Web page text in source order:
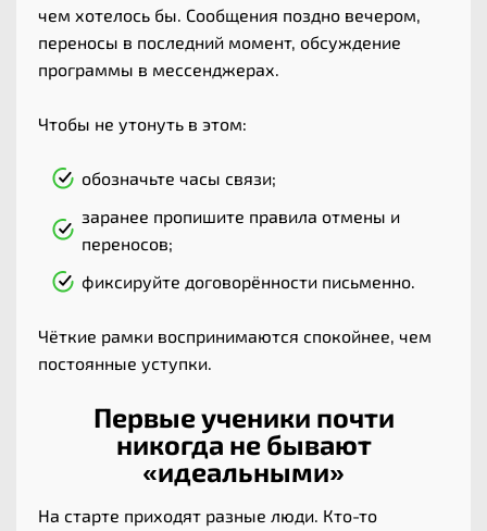
чем хотелось бы. Сообщения поздно вечером,
переносы в последний момент, обсуждение
программы в мессенджерах.
Чтобы не утонуть в этом:
обозначьте часы связи;
заранее пропишите правила отмены и
переносов;
фиксируйте договорённости письменно.
Чёткие рамки воспринимаются спокойнее, чем
постоянные уступки.
Первые ученики почти
никогда не бывают
«идеальными»
На старте приходят разные люди. Кто-то